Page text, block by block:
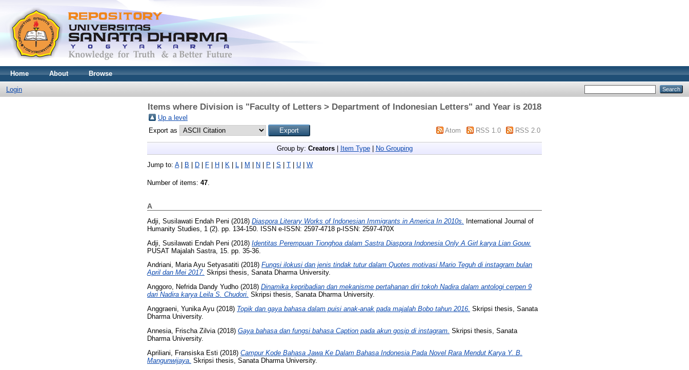
Home About Browse
Login
Items where Division is "Faculty of Letters > Department of Indonesian Letters" and Year is 2018
Up a level
Export as
Atom RSS 1.0 RSS 2.0
Group by: Creators| Item Type| No Grouping
Jump to: A| B D F H K L M N P S T U W
Number of items: 47.
A
Adji, Susilawati Endah Peni (2018) Diaspora Literary Works of Indonesian Immigrants in America In 2010s.
International Journal of
Humanity Studies, 1 (2). pp. 134-150. ISSN e-ISSN: 2597-4718 p-ISSN: 2597-470X
Adji, Susilawati Endah Peni (2018) Identitas Perempuan Tionghoa dalam Sastra Diaspora Indonesia Only A Girl karya Lian Gouw.
PUSAT Majalah Sastra, 15. pp. 35-36.
Andriani, Maria Ayu Setyasatiti (2018) Fungsi ilokusi dan jenis tindak tutur dalam Quotes motivasi Mario Teguh di instagram bulan
April dan Mei 2017. Skripsi thesis, Sanata Dharma University.
Anggoro, Nefrida Dandy Yudho (2018) Dinamika kepribadian dan mekanisme pertahanan diri tokoh Nadira dalam antologi cerpen 9
dari Nadira karya Leila S. Chudori. Skripsi thesis, Sanata Dharma University.
Anggraeni, Yunika Ayu (2018) Topik dan gaya bahasa dalam puisi anak-anak pada majalah Bobo tahun 2016. Skripsi thesis, Sanata
Dharma University.
Annesia, Frischa Zilvia (2018) Gaya bahasa dan fungsi bahasa Caption pada akun gosip di instagram. Skripsi thesis, Sanata
Dharma University.
Apriliani, Fransiska Esti (2018) Campur Kode Bahasa Jawa Ke Dalam Bahasa Indonesia Pada Novel Rara Mendut Karya Y. B.
Mangunwijaya. Skripsi thesis, Sanata Dharma University.